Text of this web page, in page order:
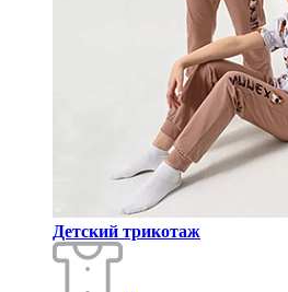
Детский трикотаж